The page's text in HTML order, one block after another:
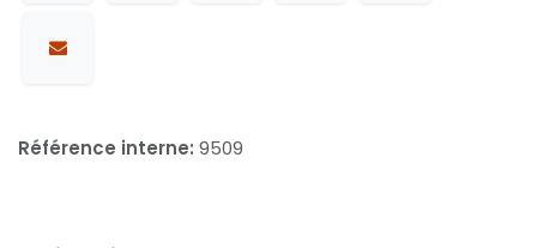
Référence interne: 9509